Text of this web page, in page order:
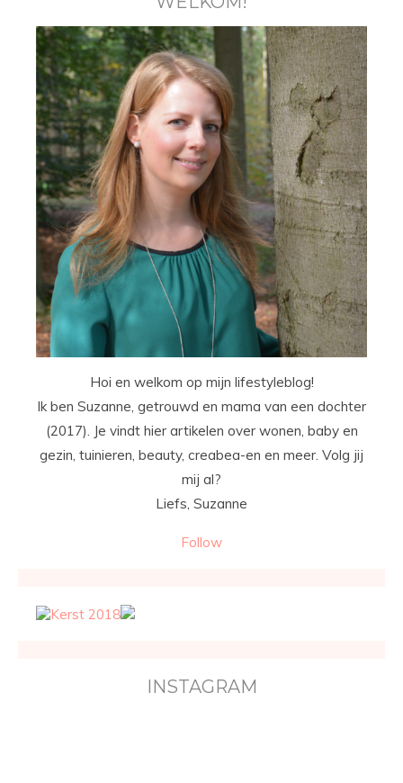
Hoi en welkom op mijn lifestyleblog!
Ik ben Suzanne, getrouwd en mama van een dochter
(2017). Je vindt hier artikelen over wonen, baby en
gezin, tuinieren, beauty, creabea-en en meer. Volg jij
mij al?
Liefs, Suzanne
Follow
INSTAGRAM